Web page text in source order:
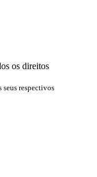
os direitos
seus respectivos